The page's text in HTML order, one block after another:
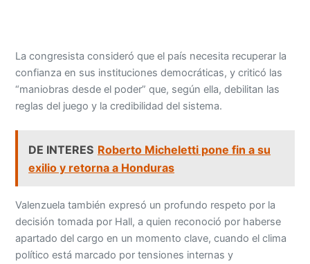
La congresista consideró que el país necesita recuperar la
confianza en sus instituciones democráticas, y criticó las
“maniobras desde el poder” que, según ella, debilitan las
reglas del juego y la credibilidad del sistema.
DE INTERES Roberto Micheletti pone fin a su
exilio y retorna a Honduras
Valenzuela también expresó un profundo respeto por la
decisión tomada por Hall, a quien reconoció por haberse
apartado del cargo en un momento clave, cuando el clima
político está marcado por tensiones internas y